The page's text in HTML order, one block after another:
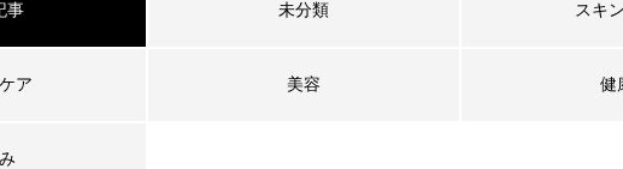
事 未分類 スキ
ア 美容 健